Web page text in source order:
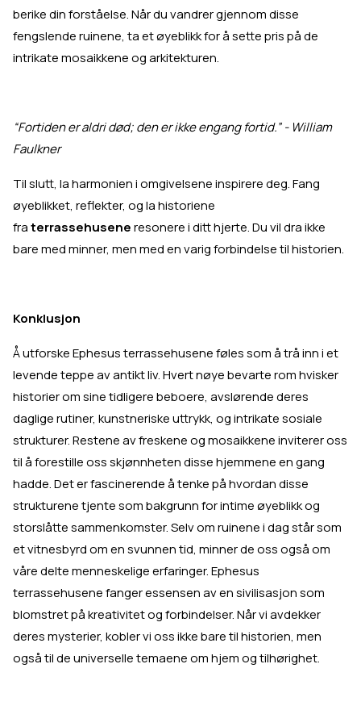
berike din forståelse. Når du vandrer gjennom disse
fengslende ruinene, ta et øyeblikk for å sette pris på de
intrikate mosaikkene og arkitekturen.
“Fortiden er aldri død; den er ikke engang fortid.” - William
Faulkner
Til slutt, la harmonien i omgivelsene inspirere deg. Fang
øyeblikket, reflekter, og la historiene
fraterrassehuseneresonere i ditt hjerte. Du vil dra ikke
bare med minner, men med en varig forbindelse til historien.
Konklusjon
Å utforske Ephesus terrassehusene føles som å trå inn i et
levende teppe av antikt liv. Hvert nøye bevarte rom hvisker
historier om sine tidligere beboere, avslørende deres
daglige rutiner, kunstneriske uttrykk, og intrikate sosiale
strukturer. Restene av freskene og mosaikkene inviterer oss
til å forestille oss skjønnheten disse hjemmene en gang
hadde. Det er fascinerende å tenke på hvordan disse
strukturene tjente som bakgrunn for intime øyeblikk og
storslåtte sammenkomster. Selv om ruinene i dag står som
et vitnesbyrd om en svunnen tid, minner de oss også om
våre delte menneskelige erfaringer. Ephesus
terrassehusene fanger essensen av en sivilisasjon som
blomstret på kreativitet og forbindelser. Når vi avdekker
deres mysterier, kobler vi oss ikke bare til historien, men
også til de universelle temaene om hjem og tilhørighet.